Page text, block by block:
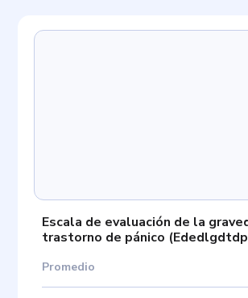
Escala de evaluación de la
trastorno de pánico (Ededlgdtdp
Promedio